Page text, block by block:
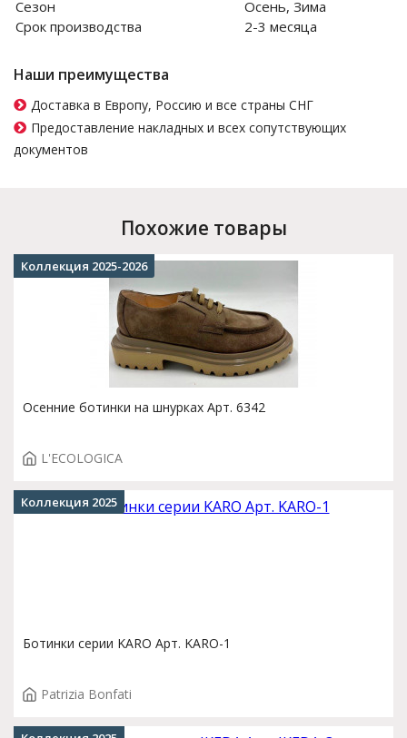
Сезон
Осень, Зима
Срок производства
2-3 месяца
Наши преимущества
Доставка в Европу, Россию и все страны СНГ
Предоставление накладных и всех сопутствующих
документов
Похожие товары
Осенние ботинки на шнурках Арт. 6342
L'ECOLOGICA
Коллекция 2025-2026
Ботинки серии KARO Арт. KARO-1
Patrizia Bonfati
Коллекция 2025